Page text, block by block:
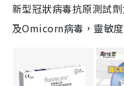
新型冠狀病毒抗原測試
及Omicorn病毒，靈敏